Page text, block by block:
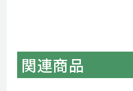
関連商品